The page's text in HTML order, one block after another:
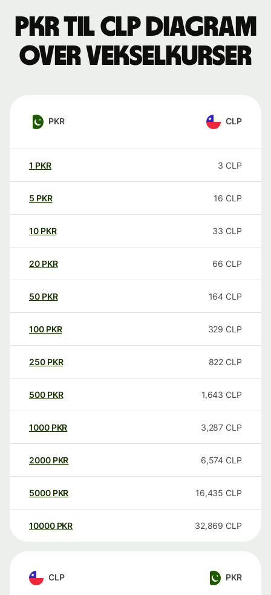
PKR til CLP Diagram
over vekselkurser
PKR CLP
1 PKR 3 CLP
5 PKR 16 CLP
10 PKR 33 CLP
20 PKR 66 CLP
50 PKR 164 CLP
100 PKR 329 CLP
250 PKR 822 CLP
500 PKR 1,643 CLP
1000 PKR 3,287 CLP
2000 PKR 6,574 CLP
5000 PKR 16,435 CLP
10000 PKR 32,869 CLP
CLP PKR